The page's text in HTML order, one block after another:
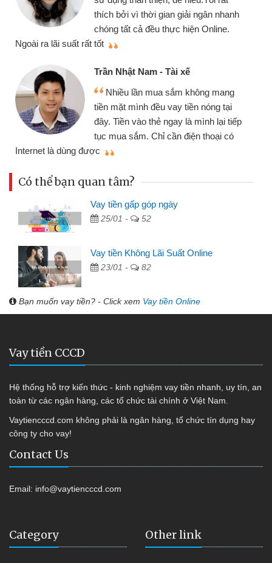
tiếp
gói vay tiền bằng CMND online không
cần gặp mặt nên rất tiện lợi, sẽ giới
thiệu cho bạn bè biết
Cấn Văn Lực - Tạp hóa
Tôi kinh doanh buôn bán nhỏ lẻ
nhiều lúc cần vốn nhập hàng, nhờ biết
đến website qua bạn bè giới thiệu tôi
đã giải quyết được công việc của
Có thể bạn quan tâm?
Vay tiền gấp góp ngày
25/01 - 52
Vay tiền Không Lãi Suất Online
23/01 - 82
Bạn muốn vay tiền? - Click xem Vay tiền Online
Vay tiền CCCD
Hệ thống hỗ trợ kiến thức - kinh nghiệm vay tiền nhanh, uy tín, an
toàn từ các ngân hàng, các tổ chức tài chính ở Việt Nam.
Vaytiencccd.com không phải là ngân hàng, tổ chức tín dụng hay
công ty cho vay!
Contact Us
Email: info@vaytiencccd.com
Category Other link